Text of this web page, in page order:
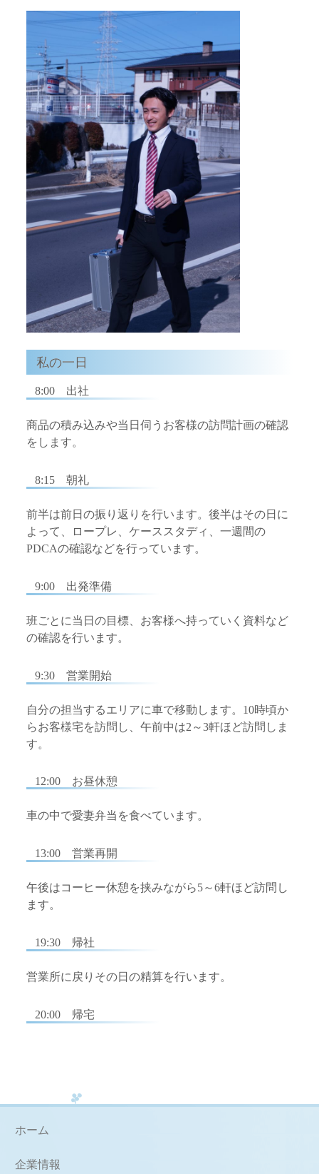
私の一日
8:00 出社
商品の積み込みや当日伺うお客様の訪問計画の確認
をします。
8:15 朝礼
前半は前日の振り返りを行います。後半はその日に
よって、ロープレ、ケーススタディ、一週間の
PDCAの確認などを行っています。
9:00 出発準備
班ごとに当日の目標、お客様へ持っていく資料など
の確認を行います。
9:30 営業開始
自分の担当するエリアに車で移動します。10時頃か
らお客様宅を訪問し、午前中は2～3軒ほど訪問しま
す。
12:00 お昼休憩
車の中で愛妻弁当を食べています。
13:00 営業再開
午後はコーヒー休憩を挟みながら5～6軒ほど訪問し
ます。
19:30 帰社
営業所に戻りその日の精算を行います。
20:00 帰宅
ホーム
企業情報